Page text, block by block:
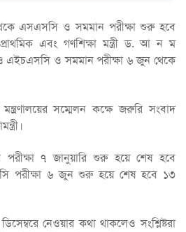
এসএসসি ও সমমান পরীক্ষা শুরু হবে
এবং গণশিক্ষা মন্ত্রী ড. আ ন ম
এইচএসসি ও সমমান পরীক্ষা ৬ জুন থেকে
সম্মেলন কক্ষে জরুরি সংবাদ
পরীক্ষা ৭ জানুয়ারি শুরু হয়ে শেষ হবে
পরীক্ষা ৬ জুন শুরু হয়ে শেষ হবে ১৩
নেওয়ার কথা থাকলেও সংশ্লিষ্টরা